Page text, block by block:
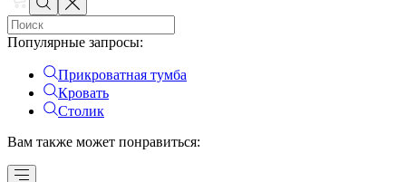
Популярные запросы:
Прикроватная тумба
Кровать
Столик
Вам также может понравиться: